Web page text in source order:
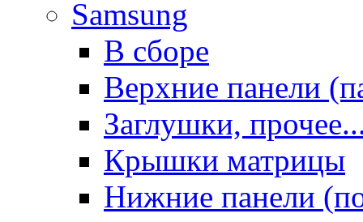
Samsung
В сборе
Верхние панели
Заглушки,
Крышки матрицы
Нижние панели